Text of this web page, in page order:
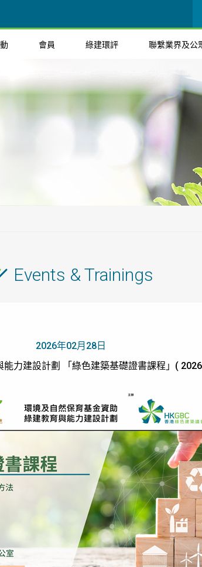
會員 綠建環評 聯繫業界及公
Events & Trainings
2026年02月28日
力建設計劃 「綠色建築基礎證書課程」(